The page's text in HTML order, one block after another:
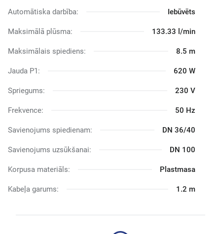
Automātiska darbība: Iebūvēts
Maksimālā plūsma: 133.33 l/min
Maksimālais spiediens: 8.5 m
Jauda P1: 620 W
Spriegums: 230 V
Frekvence: 50 Hz
Savienojums spiedienam: DN 36/40
Savienojums uzsūkšanai: DN 100
Korpusa materiāls: Plastmasa
Kabeļa garums: 1.2 m